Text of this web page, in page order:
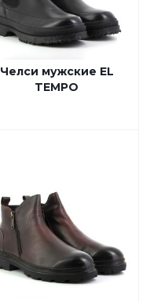
Челси мужские EL
TEMPO